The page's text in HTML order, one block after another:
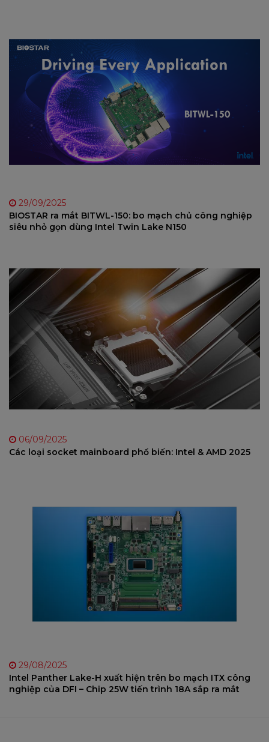
29/09/2025
BIOSTAR ra mắt BITWL-150: bo mạch chủ công nghiệp
siêu nhỏ gọn dùng Intel Twin Lake N150
06/09/2025
Các loại socket mainboard phổ biến: Intel & AMD 2025
29/08/2025
Intel Panther Lake-H xuất hiện trên bo mạch ITX công
nghiệp của DFI – Chip 25W tiến trình 18A sắp ra mắt